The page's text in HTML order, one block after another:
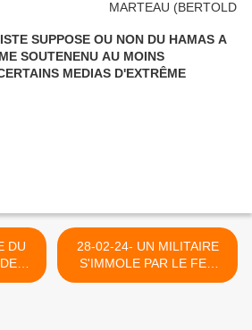
SUPPOSE OU NON DU HAMAS A
SOUTENENU AU MOINS
28-02-24- UN MILITAIRE
S'IMMOLE PAR LE FEU
DEVANT L'AMBASSADE